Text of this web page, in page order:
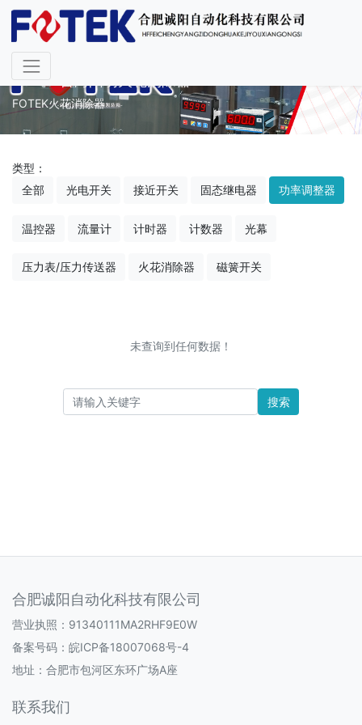
FOTEK台湾阳明火花消除器
FOTEK火花消除器
类型：
全部
光电开关 接近开关 固态继电器 功率调整器
温控器 流量计 计时器 计数器 光幕
压力表/压力传送器 火花消除器 磁簧开关
未查询到任何数据！
搜索
合肥诚阳自动化科技有限公司
营业执照：91340111MA2RHF9E0W
备案号码： 皖ICP备18007068号-4
地址：合肥市包河区东环广场A座
联系我们